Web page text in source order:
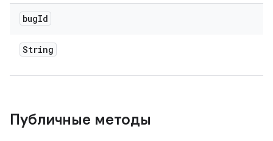
bugId
String
Публичные методы